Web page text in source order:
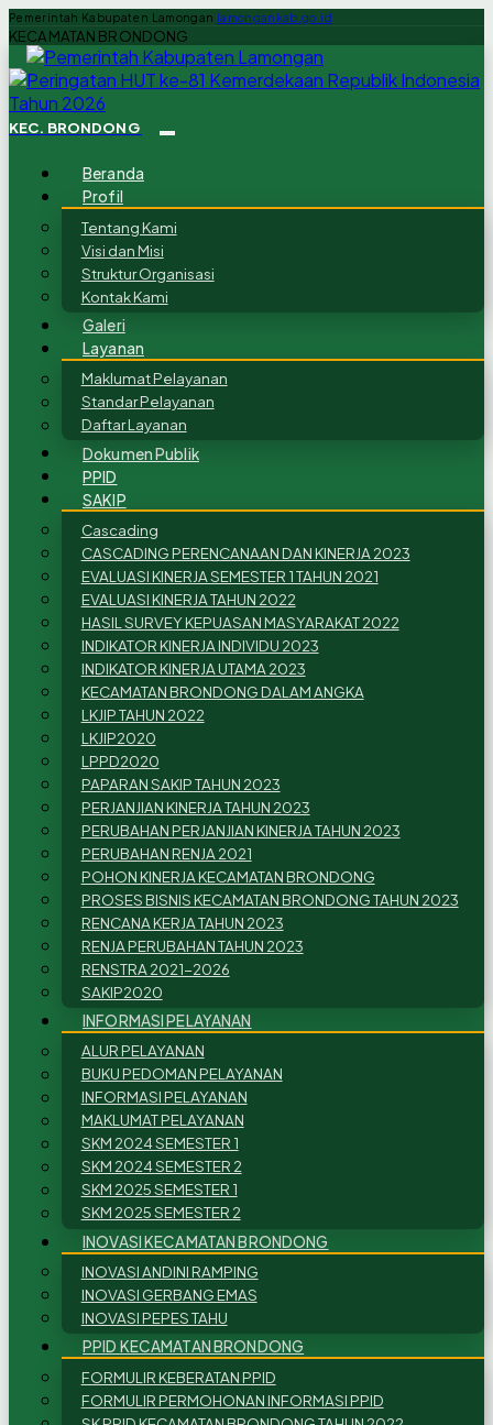
Pemerintah Kabupaten Lamongan lamongankab.go.id
KECAMATAN BRONDONG
KEC. BRONDONG
Beranda
Profil
Tentang Kami
Visi dan Misi
Struktur Organisasi
Kontak Kami
Galeri
Layanan
Maklumat Pelayanan
Standar Pelayanan
Daftar Layanan
Dokumen Publik
PPID
SAKIP
Cascading
CASCADING PERENCANAAN DAN KINERJA 2023
EVALUASI KINERJA SEMESTER 1 TAHUN 2021
EVALUASI KINERJA TAHUN 2022
HASIL SURVEY KEPUASAN MASYARAKAT 2022
INDIKATOR KINERJA INDIVIDU 2023
INDIKATOR KINERJA UTAMA 2023
KECAMATAN BRONDONG DALAM ANGKA
LKJIP TAHUN 2022
LKJIP2020
LPPD2020
PAPARAN SAKIP TAHUN 2023
PERJANJIAN KINERJA TAHUN 2023
PERUBAHAN PERJANJIAN KINERJA TAHUN 2023
PERUBAHAN RENJA 2021
POHON KINERJA KECAMATAN BRONDONG
PROSES BISNIS KECAMATAN BRONDONG TAHUN 2023
RENCANA KERJA TAHUN 2023
RENJA PERUBAHAN TAHUN 2023
RENSTRA 2021-2026
SAKIP2020
INFORMASI PELAYANAN
ALUR PELAYANAN
BUKU PEDOMAN PELAYANAN
INFORMASI PELAYANAN
MAKLUMAT PELAYANAN
SKM 2024 SEMESTER 1
SKM 2024 SEMESTER 2
SKM 2025 SEMESTER 1
SKM 2025 SEMESTER 2
INOVASI KECAMATAN BRONDONG
INOVASI ANDINI RAMPING
INOVASI GERBANG EMAS
INOVASI PEPES TAHU
PPID KECAMATAN BRONDONG
FORMULIR KEBERATAN PPID
FORMULIR PERMOHONAN INFORMASI PPID